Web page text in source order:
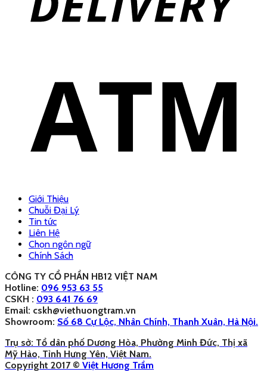
Giới Thiệu
Chuỗi Đại Lý
Tin tức
Liên Hệ
Chọn ngôn ngữ
Chính Sách
CÔNG TY CỔ PHẦN HB12 VIỆT NAM
Hotline: 096 953 63 55
CSKH : 093 641 76 69
Email: cskh@viethuongtram.vn
Showroom: Số 68 Cự Lộc, Nhân Chính, Thanh Xuân, Hà Nội.
Trụ sở: Tổ dân phố Dương Hòa, Phường Minh Đức, Thị xã
Mỹ Hào, Tỉnh Hưng Yên, Việt Nam.
Copyright 2017 © Việt Hương Trầm